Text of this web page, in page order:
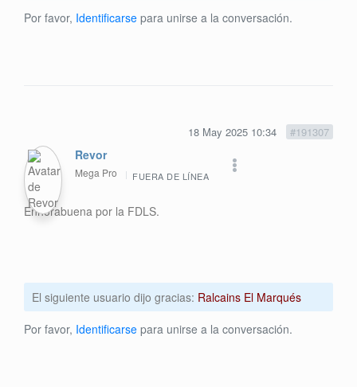
Por favor, Identificarse para unirse a la conversación.
18 May 2025 10:34 #191307
Revor
Mega Pro FUERA DE LÍNEA
Enhorabuena por la FDLS.
El siguiente usuario dijo gracias: Ralcains El Marqués
Por favor, Identificarse para unirse a la conversación.